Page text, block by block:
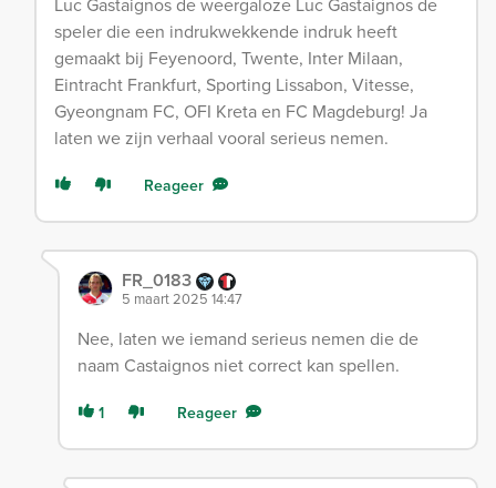
speler die een indrukwekkende indruk heeft
gemaakt bij Feyenoord, Twente, Inter Milaan,
Eintracht Frankfurt, Sporting Lissabon, Vitesse,
Gyeongnam FC, OFI Kreta en FC Magdeburg! Ja
laten we zijn verhaal vooral serieus nemen.
Reageer
FR_0183
5 maart 2025 14:47
Nee, laten we iemand serieus nemen die de
naam Castaignos niet correct kan spellen.
1 Reageer